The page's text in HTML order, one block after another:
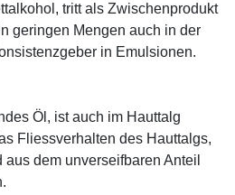
tritt als Zwischenprodukt
geringen Mengen auch in der
in Emulsionen.
Öl, ist auch im Hauttalg
Fliessverhalten des Hauttalgs,
dem unverseifbaren Anteil